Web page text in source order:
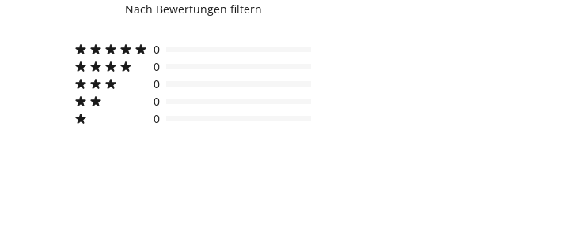
Nach Bewertungen filtern
0
0
0
0
0